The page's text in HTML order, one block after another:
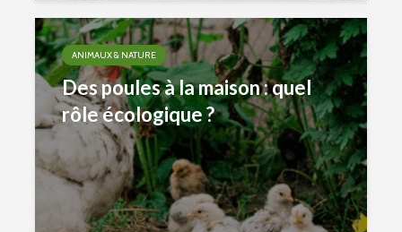
ANIMAUX & NATURE
Des poules à la maison : quel
rôle écologique ?